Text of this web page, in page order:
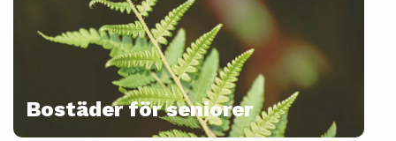
Bostäder för seniorer